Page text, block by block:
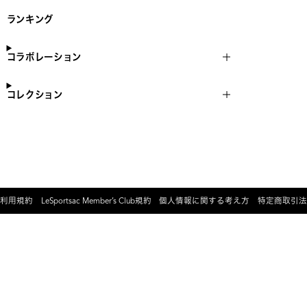
ランキング
コラボレーション
コレクション
利用規約 LeSportsac Member’s Club規約 個人情報に関する考え方 特定商取引